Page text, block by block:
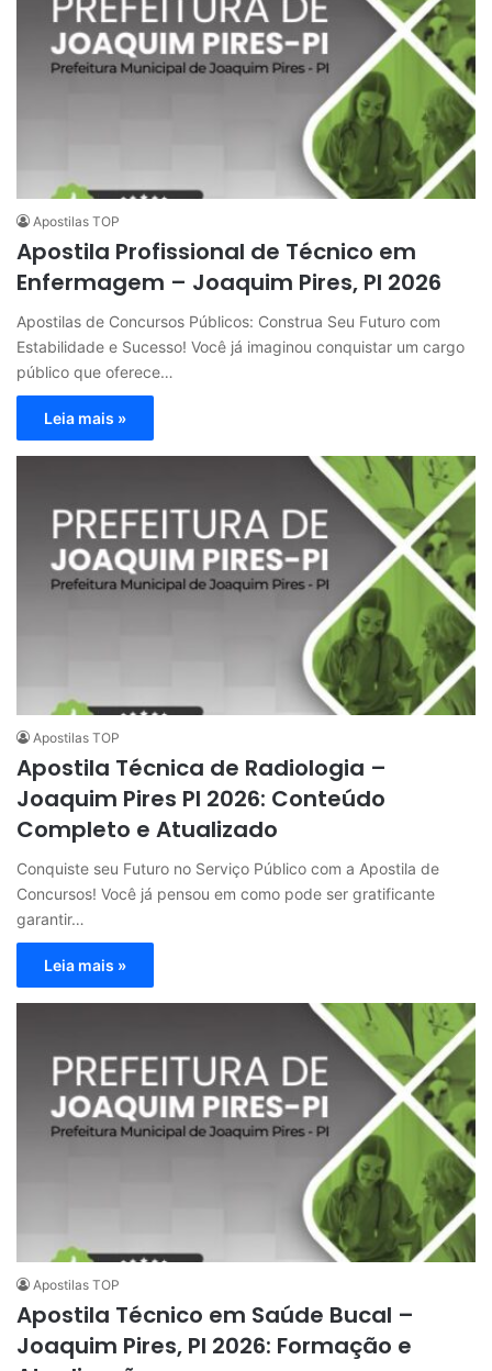
Apostilas TOP
Apostila Profissional de Técnico em
Enfermagem – Joaquim Pires, PI 2026
Apostilas de Concursos Públicos: Construa Seu Futuro com
Estabilidade e Sucesso! Você já imaginou conquistar um cargo
público que oferece…
Leia mais »
Apostilas TOP
Apostila Técnica de Radiologia –
Joaquim Pires PI 2026: Conteúdo
Completo e Atualizado
Conquiste seu Futuro no Serviço Público com a Apostila de
Concursos! Você já pensou em como pode ser gratificante
garantir…
Leia mais »
Apostilas TOP
Apostila Técnico em Saúde Bucal –
Joaquim Pires, PI 2026: Formação e